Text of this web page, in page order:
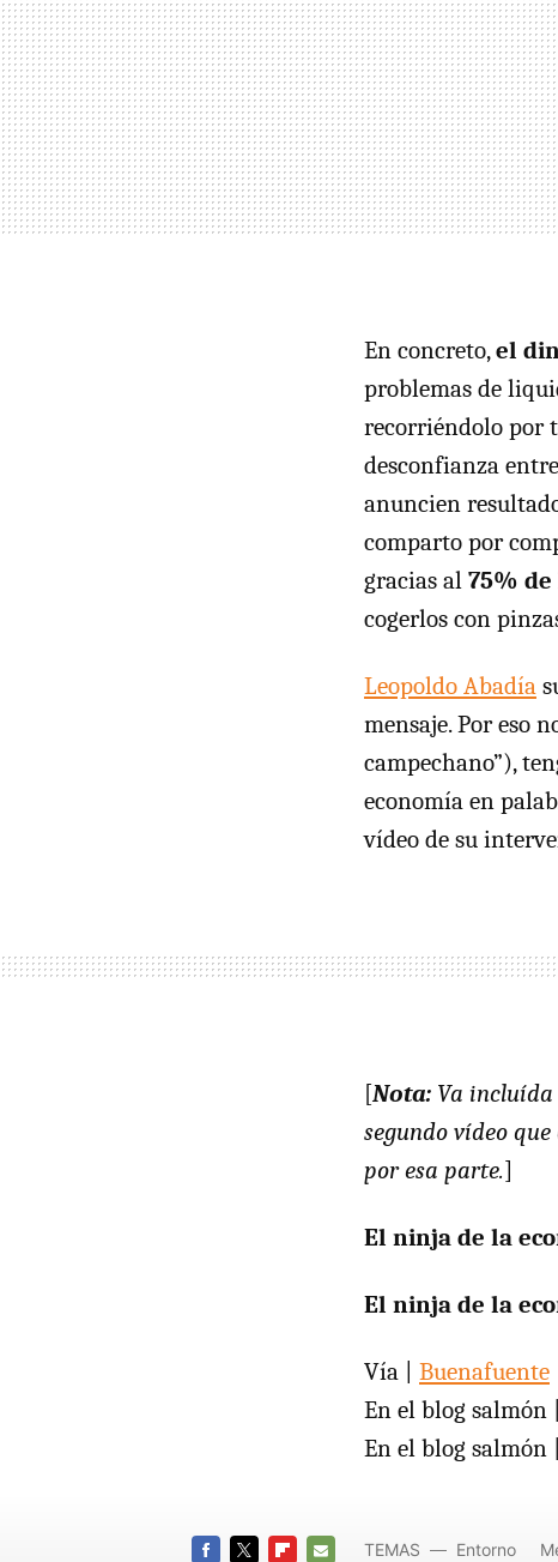
En concreto,el
problemas de
recorriéndolo por
desconfianza
anuncien
comparto por
gracias al 75%
cogerlos con
Leopoldo Abadía
mensaje. Por eso
campechano”),
economía en
vídeo de su
[Nota: Va incluída
segundo vídeo
por esa parte.]
El ninja de la
El ninja de la
Vía | Buenafuente
En el blog salmón |
En el blog salmón |
TEMAS Entorno